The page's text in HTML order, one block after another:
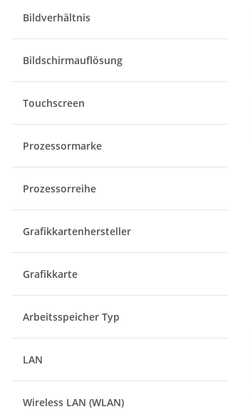
Bildverhältnis
Bildschirmauflösung
Touchscreen
Prozessormarke
Prozessorreihe
Grafikkartenhersteller
Grafikkarte
Arbeitsspeicher Typ
LAN
Wireless LAN (WLAN)